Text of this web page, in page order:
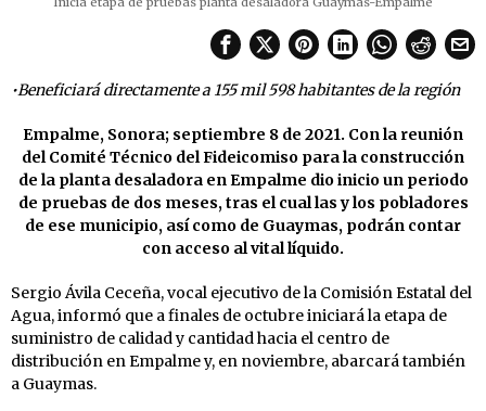
•Beneficiará directamente a 155 mil 598 habitantes de la región
Empalme, Sonora; septiembre 8 de 2021. Con la reunión
del Comité Técnico del Fideicomiso para la construcción
de la planta desaladora en Empalme dio inicio un periodo
de pruebas de dos meses, tras el cual las y los pobladores
de ese municipio, así como de Guaymas, podrán contar
con acceso al vital líquido.
Sergio Ávila Ceceña, vocal ejecutivo de la Comisión Estatal del
Agua, informó que a finales de octubre iniciará la etapa de
suministro de calidad y cantidad hacia el centro de
distribución en Empalme y, en noviembre, abarcará también
a Guaymas.